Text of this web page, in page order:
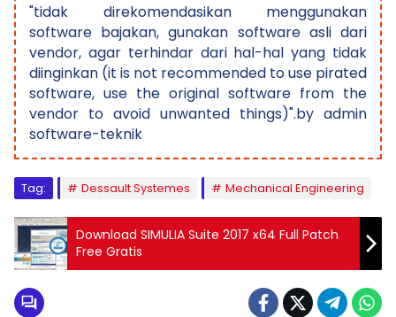
"tidak direkomendasikan menggunakan
software bajakan, gunakan software asli dari
vendor, agar terhindar dari hal-hal yang tidak
diinginkan (it is not recommended to use pirated
software, use the original software from the
vendor to avoid unwanted things)".by admin
software-teknik
Tag: Dessault Systemes Mechanical Engineering
Download SIMULIA Suite 2017 x64 Full Patch
Free Gratis